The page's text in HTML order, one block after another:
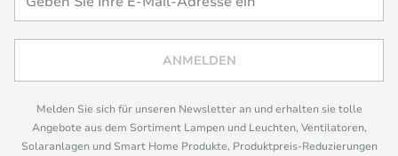
ANMELDEN
Melden Sie sich für unseren Newsletter an und erhalten sie tolle
Angebote aus dem Sortiment Lampen und Leuchten, Ventilatoren,
Solaranlagen und Smart Home Produkte, Produktpreis-Reduzierungen